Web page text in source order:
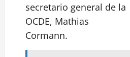
secretario general de la
OCDE, Mathias
Cormann.